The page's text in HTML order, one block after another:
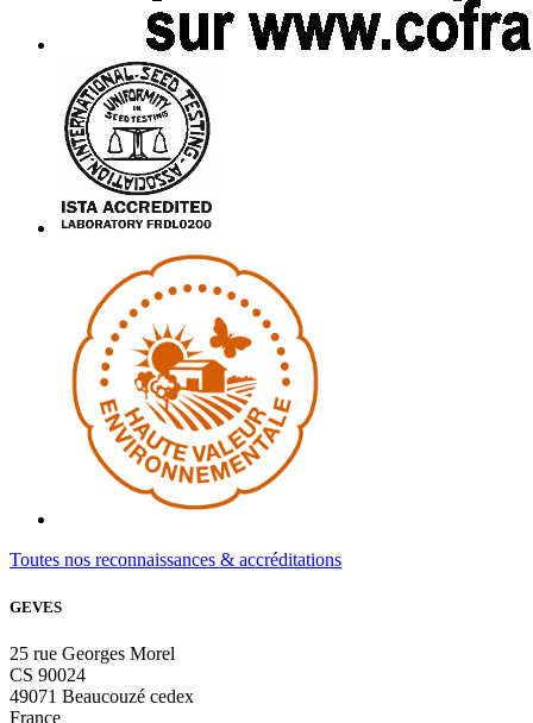
Toutes nos reconnaissances & accréditations
GEVES
25 rue Georges Morel
CS 90024
49071 Beaucouzé cedex
France